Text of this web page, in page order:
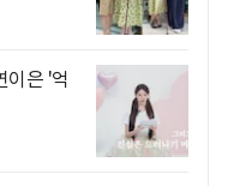
이은 '억